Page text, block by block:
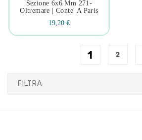
Sezione 6x6 Mm 271-
Oltremare | Conte' A Paris
19,20 €
1 2
FILTRA